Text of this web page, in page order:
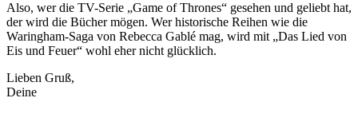
Also, wer die TV-Serie „Game of Thrones“ gesehen und geliebt hat,
der wird die Bücher mögen. Wer historische Reihen wie die
Waringham-Saga von Rebecca Gablé mag, wird mit „Das Lied von
Eis und Feuer“ wohl eher nicht glücklich.
Lieben Gruß,
Deine